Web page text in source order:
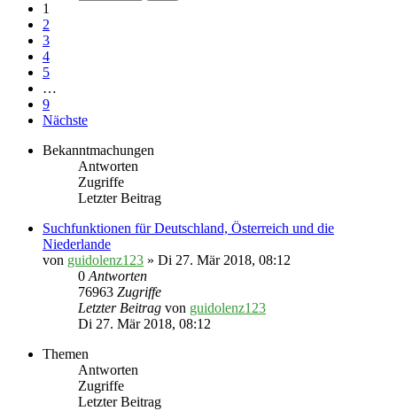
1
2
3
4
5
…
9
Nächste
Bekanntmachungen
Antworten
Zugriffe
Letzter Beitrag
Suchfunktionen für Deutschland, Österreich und die
Niederlande
von guidolenz123 » Di 27. Mär 2018, 08:12
0Antworten
76963 Zugriffe
Letzter Beitrag von guidolenz123
Di 27. Mär 2018, 08:12
Themen
Antworten
Zugriffe
Letzter Beitrag